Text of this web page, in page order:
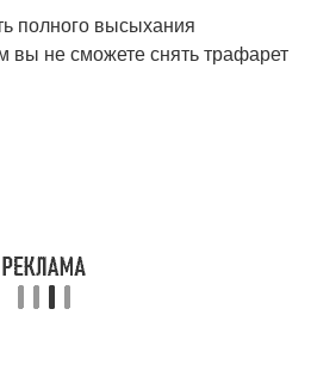
полного высыхания
вы не сможете снять трафарет